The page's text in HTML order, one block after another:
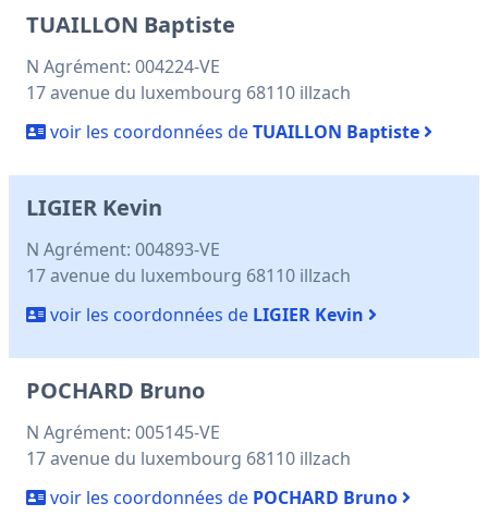
TUAILLON Baptiste
N Agrément: 004224-VE
17 avenue du luxembourg 68110 illzach
voir les coordonnées deTUAILLON Baptiste
LIGIER Kevin
N Agrément: 004893-VE
17 avenue du luxembourg 68110 illzach
voir les coordonnées de LIGIER Kevin
POCHARD Bruno
N Agrément: 005145-VE
17 avenue du luxembourg 68110 illzach
voir les coordonnées de POCHARD Bruno